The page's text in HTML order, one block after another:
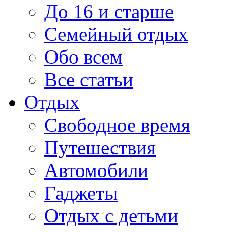
До 16 и старше
Семейный отдых
Обо всем
Все статьи
Отдых
Свободное время
Путешествия
Автомобили
Гаджеты
Отдых с детьми